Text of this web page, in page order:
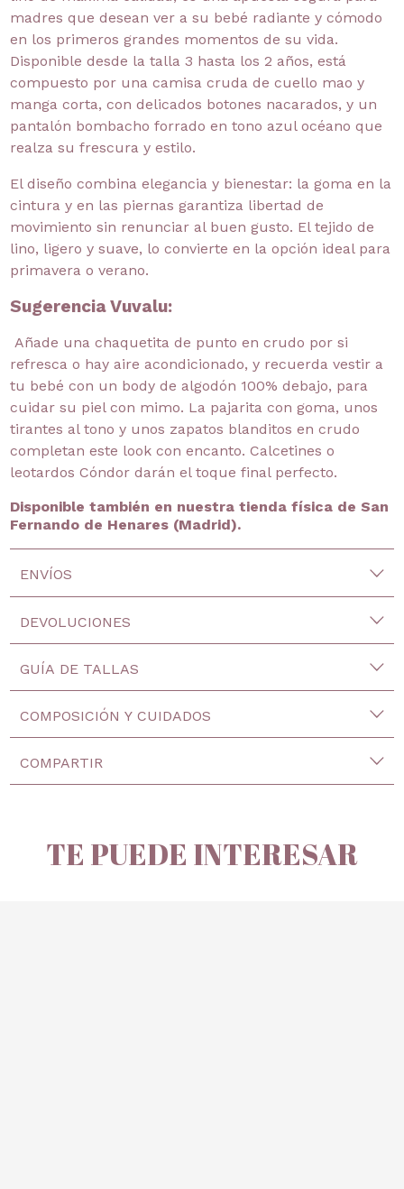
madres que desean ver a su bebé radiante y cómodo
en los primeros grandes momentos de su vida.
Disponible desde la talla 3 hasta los 2 años, está
compuesto por una camisa cruda de cuello mao y
manga corta, con delicados botones nacarados, y un
pantalón bombacho forrado en tono azul océano que
realza su frescura y estilo.
El diseño combina elegancia y bienestar: la goma en la
cintura y en las piernas garantiza libertad de
movimiento sin renunciar al buen gusto. El tejido de
lino, ligero y suave, lo convierte en la opción ideal para
primavera o verano.
Sugerencia Vuvalu:
Añade una chaquetita de punto en crudo por si
refresca o hay aire acondicionado, y recuerda vestir a
tu bebé con un body de algodón 100% debajo, para
cuidar su piel con mimo. La pajarita con goma, unos
tirantes al tono y unos zapatos blanditos en crudo
completan este look con encanto. Calcetines o
leotardos Cóndor darán el toque final perfecto.
Disponible también en nuestra tienda física de San
Fernando de Henares (Madrid).
ENVÍOS
DEVOLUCIONES
GUÍA DE TALLAS
COMPOSICIÓN Y CUIDADOS
COMPARTIR
TE PUEDE INTERESAR